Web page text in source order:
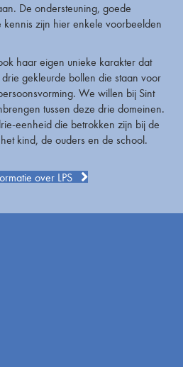
De ondersteuning, goede
kennis zijn hier enkele voorbeelden
haar eigen unieke karakter dat
gekleurde bollen die staan voor
We willen bij Sint
tussen deze drie domeinen.
eenheid die betrokken zijn bij de
kind, de ouders en de school.
over LPS